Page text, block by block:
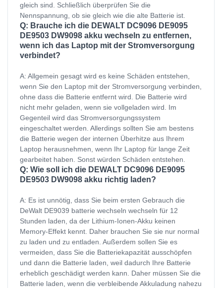
gleich sind. Schließlich überprüfen Sie die
Nennspannung, ob sie gleich wie die alte Batterie ist.
Q: Brauche ich die DEWALT DC9096 DE9095
DE9503 DW9098 akku wechseln zu entfernen,
wenn ich das Laptop mit der Stromversorgung
verbindet?
A: Allgemein gesagt wird es keine Schäden entstehen,
wenn Sie den Laptop mit der Stromversorgung verbinden,
ohne dass die Batterie entfernt wird. Die Batterie wird
nicht mehr geladen, wenn sie vollgeladen wird. Im
Gegenteil wird das Stromversorgungssystem
eingeschaltet werden. Allerdings sollten Sie am bestens
die Batterie wegen der internen Überhitze aus Ihrem
Laptop herausnehmen, wenn Ihr Laptop für lange Zeit
gearbeitet haben. Sonst würden Schäden entstehen.
Q: Wie soll ich die DEWALT DC9096 DE9095
DE9503 DW9098 akku richtig laden?
A: Es ist unnötig, dass Sie beim ersten Gebrauch die
DeWalt DE9039 batterie wechseln wechseln für 12
Stunden laden, da der Lithium-Ionen-Akku keinen
Memory-Effekt kennt. Daher brauchen Sie sie nur normal
zu laden und zu entladen. Außerdem sollen Sie es
vermeiden, dass Sie die Batteriekapazität ausschöpfen
und dann die Batterie laden, weil dadurch Ihre Batterie
erheblich geschädigt werden kann. Daher müssen Sie die
Batterie laden, wenn die verbleibende Akkuladung nahezu